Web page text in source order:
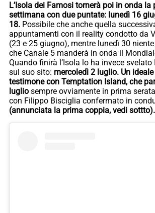
L’Isola dei Famosi tornerà poi in onda la
settimana con due puntate: lunedì 16
18. Possibile che anche quella
appuntamenti con il reality condotto da
(23 e 25 giugno), mentre lunedì 30
che Canale 5 manderà in onda il
Quando finirà l’Isola lo ha invece
sul suo sito: mercoledì 2 luglio. Un
testimone con Temptation Island, che
luglio sempre ovviamente in prima
con Filippo Bisciglia confermato in
(annunciata la prima coppia, vedi sottto).